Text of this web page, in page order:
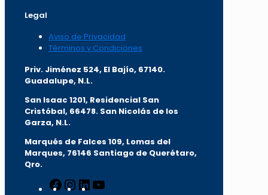
Legal
Aviso de Privacidad
Términos y Condiciones
Priv. Jiménez 524, El Bajío, 67140.
Guadalupe, N.L.
San Isaac 1201, Residencial San
Cristóbal, 66478. San Nicolás de los
Garza, N.L.
Marqués de Falces 109, Lomas del
Marques, 76146 Santiago de Querétaro,
Qro.
Facebook
Instagram
LinkedIn